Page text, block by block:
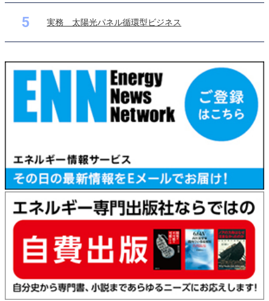
5 実務 太陽光パネル循環型ビジネス